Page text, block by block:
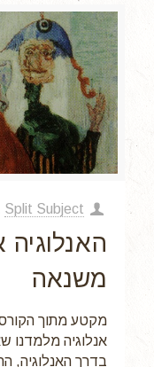
Split Subject
משנאה
מקטע מתוך
אנלוגיה מלמדנו
בדרך האנלוגיה,